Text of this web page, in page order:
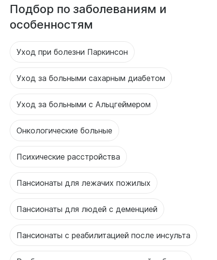
Подбор по заболеваниям и
особенностям
Уход при болезни Паркинсон
Уход за больными сахарным диабетом
Уход за больными с Альцгеймером
Онкологические больные
Психические расстройства
Пансионаты для лежачих пожилых
Пансионаты для людей с деменцией
Пансионаты с реабилитацией после инсульта